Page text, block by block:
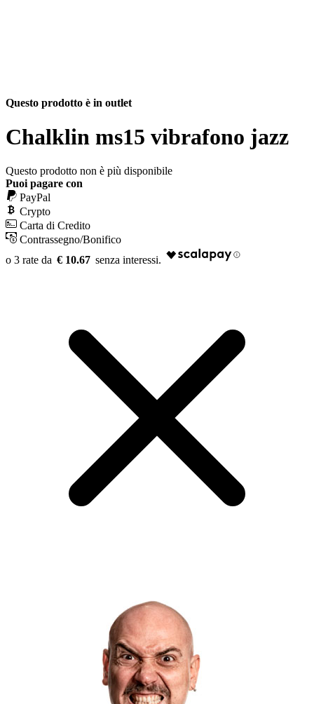
Questo prodotto è in outlet
Chalklin ms15 vibrafono jazz
Questo prodotto non è più disponibile
Puoi pagare con
PayPal
Crypto
Carta di Credito
Contrassegno/Bonifico
€ 10.67